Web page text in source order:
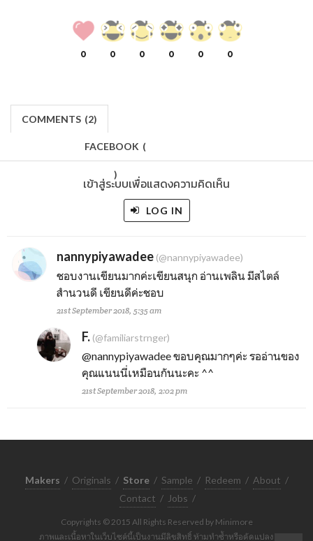
0 0 0 0 0 0
COMMENTS (2)
FACEBOOK (
)
เข้าสู่ระบบเพื่อแสดงความคิดเห็น
LOG IN
nannypiyawadee (@nannypiyawadee)
ชอบงานเขียนมากค่ะเขียนสนุก อ่านเพลิน มีสไตล์
สำนวนดี เขียนดีค่ะชอบ
21st September 2018, 5:35 am
F.(@familiarstrnger)
@nannypiyawadeeขอบคุณมากๆค่ะ รออ่านของ
คุณแนนนี่เหมือนกันนะคะ ^^
21st September 2018, 2:02 pm
Makers / Originals / Store / Sample / Redeem / About /
Contact / Jobs /
Copyrights © 2015 All Rights Reserved by Minimore
ภาพและเนื้อหาในเว็บไซต์นี้เป็นงานมีลิขสิทธิ์ ห้ามทำซ้ำหรือดัดแปลง